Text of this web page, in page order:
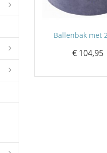
Ballenbak met
€ 104,95